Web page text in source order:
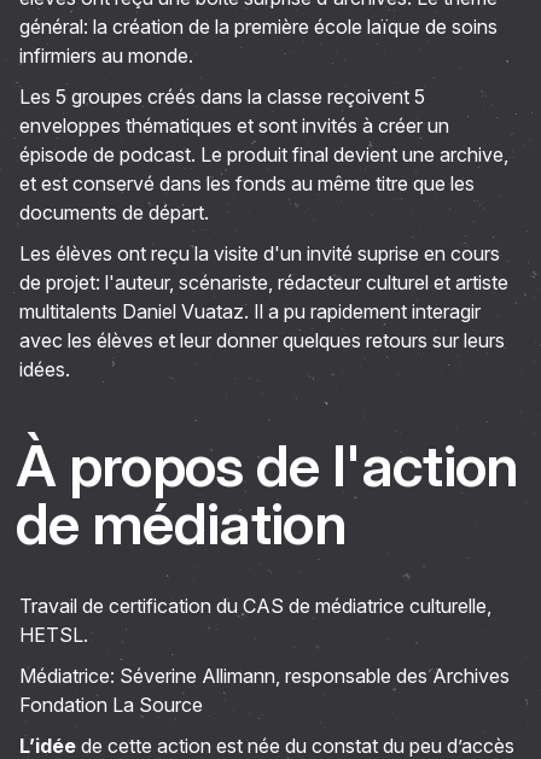
général: la création de la première école laïque de soins
infirmiers au monde.
Les 5 groupes créés dans la classe reçoivent 5
enveloppes thématiques et sont invités à créer un
épisode de podcast. Le produit final devient une archive,
et est conservé dans les fonds au même titre que les
documents de départ.
Les élèves ont reçu la visite d'un invité suprise en cours
de projet: l'auteur, scénariste, rédacteur culturel et artiste
multitalents Daniel Vuataz. Il a pu rapidement interagir
avec les élèves et leur donner quelques retours sur leurs
idées.
À propos de l'action
de médiation
Travail de certification du CAS de médiatrice culturelle,
HETSL.
Médiatrice: Séverine Allimann, responsable des Archives
Fondation La Source
L’idée de cette action est née du constat du peu d’accès